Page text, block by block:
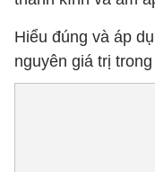
Hiểu đúng và áp
nguyên giá trị